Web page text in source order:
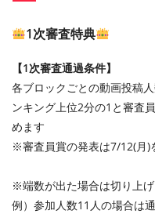
1次審査特典
【1次審査通過条件】
各ブロックごとの動画投稿
ンキング上位2分の1と審査
めます
※審査員賞の発表は7/12(月)
※端数が出た場合は切り上げ
例）参加人数11人の場合は